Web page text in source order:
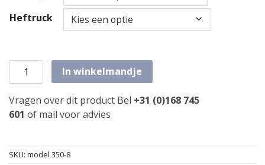
Heftruck
Etagevloer 15,30m x 10,50m draagvermogen: 350 kg/m2
In winkelmandje
Vragen over dit product Bel +31 (0)168 745
601 of mail voor advies
SKU: model 350-8